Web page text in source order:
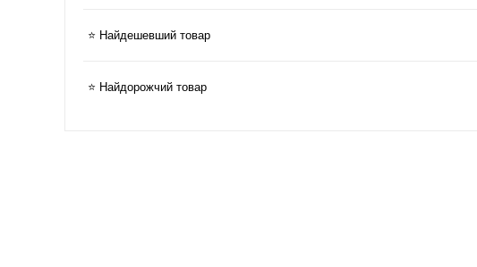
⭐ Найдешевший товар
⭐ Найдорожчий товар